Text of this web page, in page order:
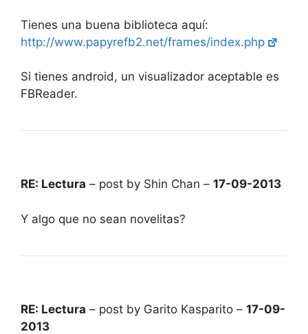
Tienes una buena biblioteca aquí:
http://www.papyrefb2.net/frames/index.php
Si tienes android, un visualizador aceptable es
FBReader.
RE: Lectura – post by Shin Chan – 17-09-2013
Y algo que no sean novelitas?
RE: Lectura – post by Garito Kasparito – 17-09-
2013